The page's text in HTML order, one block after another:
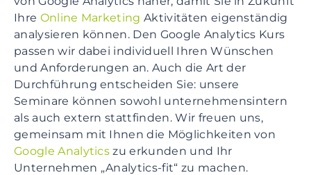
Ihre Online Marketing Aktivitäten eigenständig
analysieren können. Den Google Analytics Kurs
passen wir dabei individuell Ihren Wünschen
und Anforderungen an. Auch die Art der
Durchführung entscheiden Sie: unsere
Seminare können sowohl unternehmensintern
als auch extern stattfinden. Wir freuen uns,
gemeinsam mit Ihnen die Möglichkeiten von
Google Analytics zu erkunden und Ihr
Unternehmen „Analytics-fit“ zu machen.